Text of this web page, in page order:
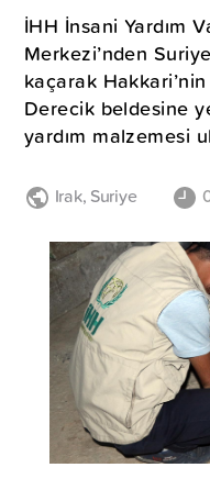
İHH İnsani Yardım
Merkezi’nden
kaçarak
Derecik beldesine
yardım malzemesi
Irak, Suriye